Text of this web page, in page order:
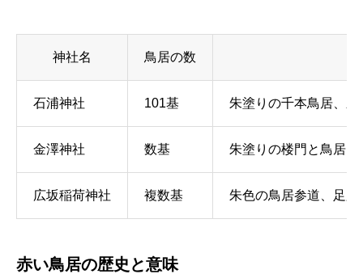
神社名 鳥居の数
石浦神社 101基 朱塗りの千本鳥居、
金澤神社 数基 朱塗りの楼門と鳥居
広坂稲荷神社 複数基 朱色の鳥居参道、足
赤い鳥居の歴史と意味